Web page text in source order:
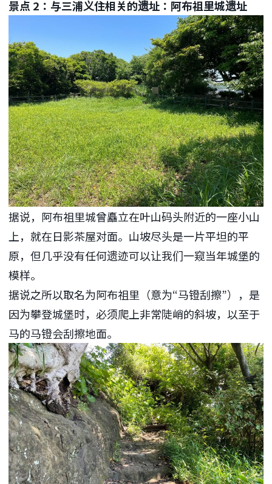
景点 2：与三浦义住相关的遗址：阿布祖里城遗址
据说，阿布祖里城曾矗立在叶山码头附近的一座小山
上，就在日影茶屋对面。山坡尽头是一片平坦的平
原，但几乎没有任何遗迹可以让我们一窥当年城堡的
模样。
据说之所以取名为阿布祖里（意为“马镫刮擦”），是
因为攀登城堡时，必须爬上非常陡峭的斜坡，以至于
马的马镫会刮擦地面。